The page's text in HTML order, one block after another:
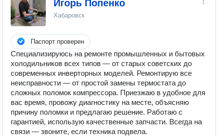
Игорь Попенко
Хабаровск
Паспорт проверен
Специализируюсь на ремонте промышленных и бытовых
холодильников всех типов — от старых советских до
современных инверторных моделей. Ремонтирую все
неисправности — от простой замены термостата до
сложных поломок компрессора. Приезжаю в удобное для
вас время, провожу диагностику на месте, объясняю
причину поломки и предлагаю решение. Работаю с
гарантией, использую качественные запчасти. Всегда на
связи — звоните, если техника подвела.